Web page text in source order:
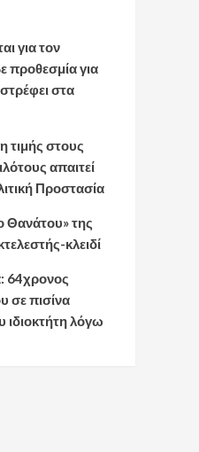
για τον
προθεσμία για
στα
τιμής στους
απαιτεί
Προστασία
Θανάτου» της
κλειδί
64χρονος
σε πισίνα
ιδιοκτήτη λόγω